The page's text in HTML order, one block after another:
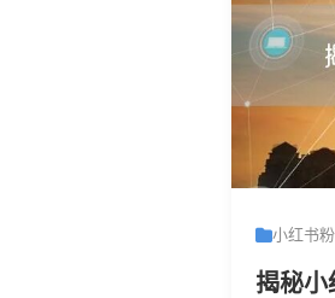
小红书
揭秘小